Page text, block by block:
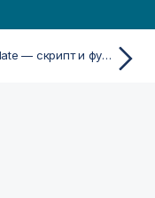
yeartodate — скрипт и функция диаграммы